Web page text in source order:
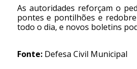
As autoridades reforçam o
pontes e pontilhões e
todo o dia, e novos boletins
Fonte:Defesa Civil Municipal